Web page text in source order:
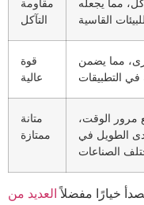
مقاومة
التآكل
مما يجعله
قوة
عالية
مما يضمن
متانة
ممتازة
مرور الوقت،
الطويل في
خيارًا مفضلاً العديد من